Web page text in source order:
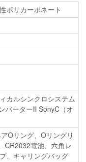
ポリカーボネート
カルシンクロシステム
バーターII SonyC（オ
Oリング、Oリングリ
CR2032電池、六角レ
、キャリングバッグ